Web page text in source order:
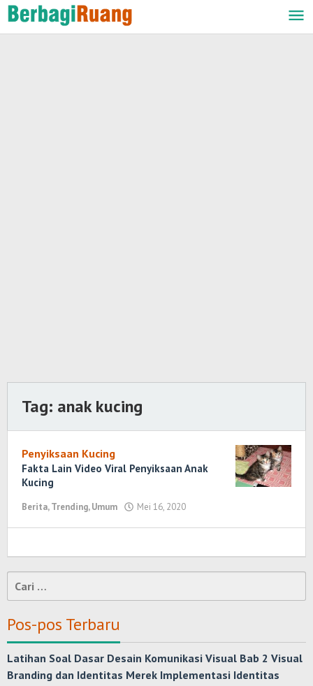
Lewati
ke
Tag: anak kucing
Penyiksaan Kucing
Fakta Lain Video Viral Penyiksaan Anak
Kucing
Berita,Trending,Umum Mei 16, 2020
Cari
untuk:
Pos-pos Terbaru
Latihan Soal Dasar Desain Komunikasi Visual Bab 2 Visual
Branding dan Identitas Merek Implementasi Identitas